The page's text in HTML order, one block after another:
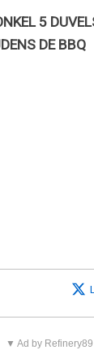
5
DE BBQ
▼ Ad by Refinery89